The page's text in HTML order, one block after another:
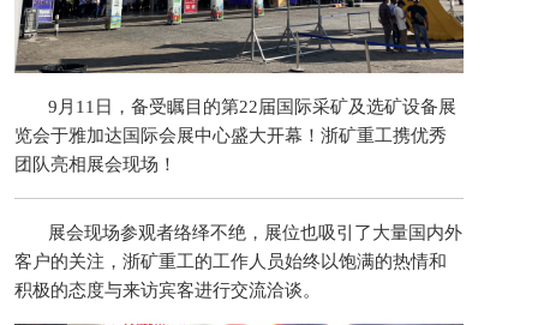
9月11日，备受瞩目的第22届国际采矿及选矿设备展
览会于雅加达国际会展中心盛大开幕！浙矿重工携优秀
团队亮相展会现场！
展会现场参观者络绎不绝，展位也吸引了大量国内外
客户的关注，浙矿重工的工作人员始终以饱满的热情和
积极的态度与来访宾客进行交流洽谈。